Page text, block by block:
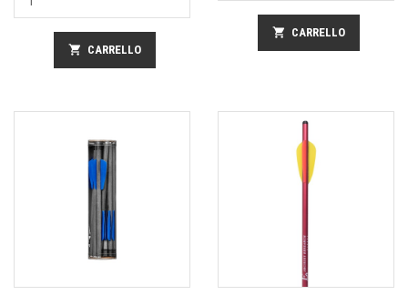
shopping_cart CARRELLO
shopping_cart CARRELLO